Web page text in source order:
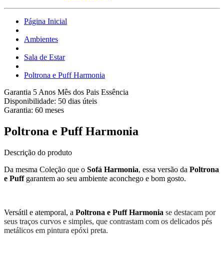
Página Inicial
Ambientes
Sala de Estar
Poltrona e Puff Harmonia
Garantia 5 Anos Mês dos Pais Essência
Disponibilidade: 50 dias úteis
Garantia: 60 meses
Poltrona e Puff Harmonia
Descrição do produto
Da mesma Coleção que o Sofá Harmonia, essa versão da Poltrona
e Puffgarantem ao seu ambiente aconchego e bom gosto.
Versátil e atemporal, a Poltrona e Puff Harmonia se destacam por
seus traços curvos e simples, que contrastam com os delicados pés
metálicos em pintura epóxi preta.